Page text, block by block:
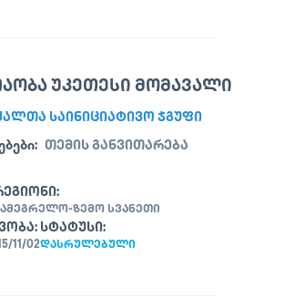
ᲣᲙᲔᲗᲔᲡᲘ ᲛᲝᲛᲐᲕᲐᲚᲘ
ᲡᲐᲘᲜᲘᲪᲘᲐᲢᲘᲕᲝ ᲯᲒᲣᲤᲘ
ᲗᲔᲛᲘᲡ ᲒᲐᲜᲕᲘᲗᲐᲠᲔᲑᲐ
ᲖᲔᲛᲝ ᲡᲕᲐᲜᲔᲗᲘ
11/02
ᲡᲢᲐᲢᲣᲡᲘ:
ᲓᲐᲡᲠᲣᲚᲔᲑᲣᲚᲘ